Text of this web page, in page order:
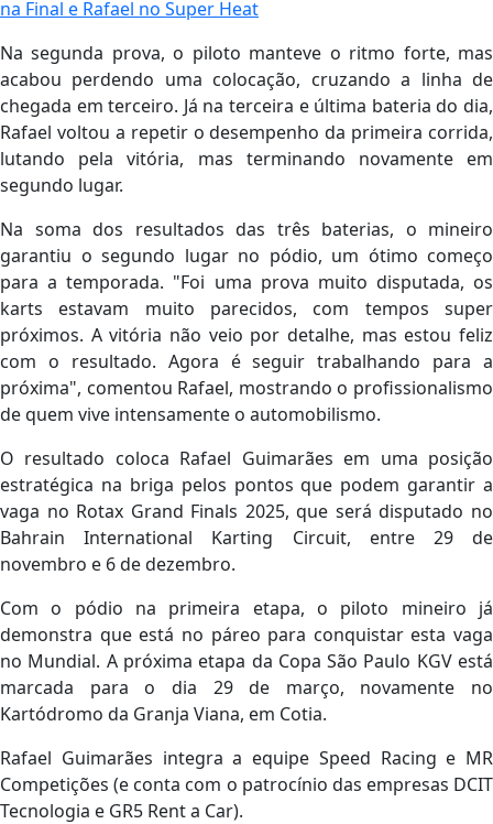
na Final e Rafael no Super Heat
Na segunda prova, o piloto manteve o ritmo forte, mas
acabou perdendo uma colocação, cruzando a linha de
chegada em terceiro. Já na terceira e última bateria do dia,
Rafael voltou a repetir o desempenho da primeira corrida,
lutando pela vitória, mas terminando novamente em
segundo lugar.
Na soma dos resultados das três baterias, o mineiro
garantiu o segundo lugar no pódio, um ótimo começo
para a temporada. "Foi uma prova muito disputada, os
karts estavam muito parecidos, com tempos super
próximos. A vitória não veio por detalhe, mas estou feliz
com o resultado. Agora é seguir trabalhando para a
próxima", comentou Rafael, mostrando o profissionalismo
de quem vive intensamente o automobilismo.
O resultado coloca Rafael Guimarães em uma posição
estratégica na briga pelos pontos que podem garantir a
vaga no Rotax Grand Finals 2025, que será disputado no
Bahrain International Karting Circuit, entre 29 de
novembro e 6 de dezembro.
Com o pódio na primeira etapa, o piloto mineiro já
demonstra que está no páreo para conquistar esta vaga
no Mundial. A próxima etapa da Copa São Paulo KGV está
marcada para o dia 29 de março, novamente no
Kartódromo da Granja Viana, em Cotia.
Rafael Guimarães integra a equipe Speed Racing e MR
Competições (e conta com o patrocínio das empresas DCIT
Tecnologia e GR5 Rent a Car).